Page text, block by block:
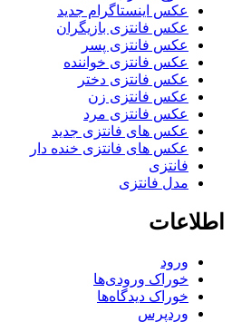
عکس اینستاگرام جدید
عکس فانتزی بازیگران
عکس فانتزی پسر
عکس فانتزی خواننده
عکس فانتزی دختر
عکس فانتزی زن
عکس فانتزی مرد
عکس های فانتزی جدید
عکس های فانتزی خنده دار
فانتزی
مدل فانتزی
اطلاعات
ورود
خوراک ورودی‌ها
خوراک دیدگاه‌ها
وردپرس